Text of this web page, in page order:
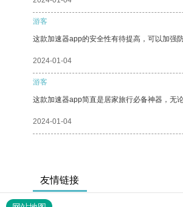
游客
这款加速器app的安全性有待提高，可以加强
2024-01-04
游客
这款加速器app简直是居家旅行必备神器，无
2024-01-04
友情链接